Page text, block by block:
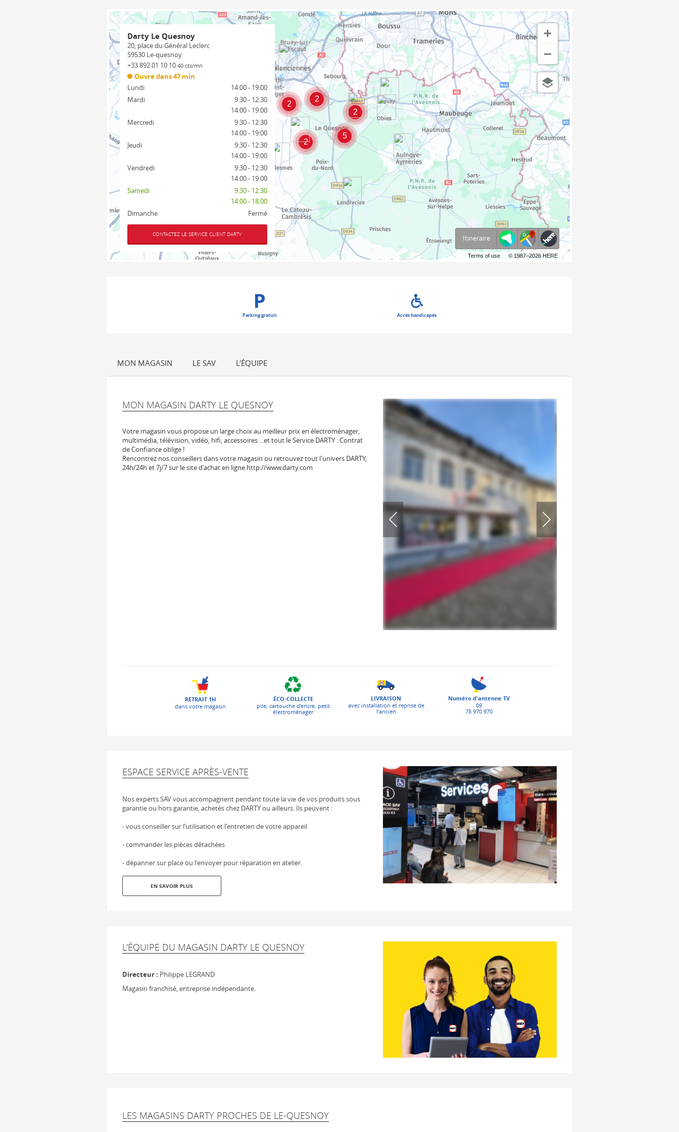
Darty Le Quesnoy
20, place du Général Leclerc
59530 Le-quesnoy
+33 892 01 10 10 40 cts/mn
Ouvre dans 47 min
Lundi
14:00 - 19:00
Mardi
9:30 - 12:30
14:00 - 19:00
Mercredi
9:30 - 12:30
14:00 - 19:00
Jeudi
9:30 - 12:30
14:00 - 19:00
Vendredi
9:30 - 12:30
14:00 - 19:00
Samedi
9:30 - 12:30
14:00 - 18:00
Dimanche
Fermé
CONTACTEZ LE SERVICE CLIENT DARTY
2
2
2
5
2
Terms of use © 1987–2026 HERE
Itineraire
Parking gratuit Accès handicapés
MON MAGASIN LE SAV L'ÉQUIPE
MON MAGASIN DARTY LE QUESNOY
Votre magasin vous propose un large choix au meilleur prix en électroménager,
multimédia, télévision, vidéo, hifi, accessoires ...et tout le Service DARTY : Contrat
de Confiance oblige !
Rencontrez nos conseillers dans votre magasin ou retrouvez tout l'univers DARTY,
24h/24h et 7j/7 sur le site d'achat en ligne http://www.darty.com
RETRAIT 1H
dans votre magasin
ÉCO-COLLECTE
pile, cartouche d'encre, petit
électroménager
LIVRAISON
avec installation et reprise de
l’ancien
Numéro d'antenne TV
09
78 970 970
ESPACE SERVICE APRÈS-VENTE
Nos experts SAV vous accompagnent pendant toute la vie de vos produits sous
garantie ou hors garantie, achetés chez DARTY ou ailleurs. Ils peuvent :
- vous conseiller sur l’utilisation et l'entretien de votre appareil
- commander les pièces détachées
- dépanner sur place ou l'envoyer pour réparation en atelier.
EN SAVOIR PLUS
L'ÉQUIPE DU MAGASIN DARTY LE QUESNOY
Directeur : Philippe LEGRAND
Magasin franchisé, entreprise indépendante.
LES MAGASINS DARTY PROCHES DE LE-QUESNOY